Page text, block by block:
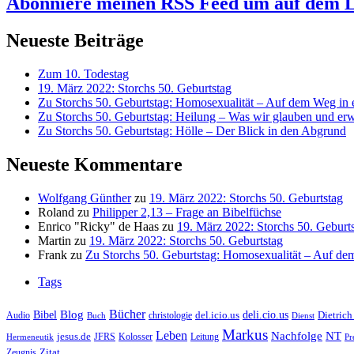
Neueste Beiträge
Zum 10. Todestag
19. März 2022: Storchs 50. Geburtstag
Zu Storchs 50. Geburtstag: Homosexualität – Auf dem Weg in
Zu Storchs 50. Geburtstag: Heilung – Was wir glauben und
Zu Storchs 50. Geburtstag: Hölle – Der Blick in den Abgrund
Neueste Kommentare
Wolfgang Güntherzu 19. März 2022: Storchs 50. Geburtstag
Roland zu Philipper 2,13 – Frage an Bibelfüchse
Enrico "Ricky" de Haas zu 19. März 2022: Storchs 50.
Martin zu 19. März 2022: Storchs 50. Geburtstag
Frank zu Zu Storchs 50. Geburtstag: Homosexualität – Auf
Tags
Audio Bibel Blog Buch Bücher christologie del.icio.us deli.cio.us Dienst Dietrich
Hermeneutik jesus.de JFRS Kolosser Leben Leitung Markus Nachfolge NT